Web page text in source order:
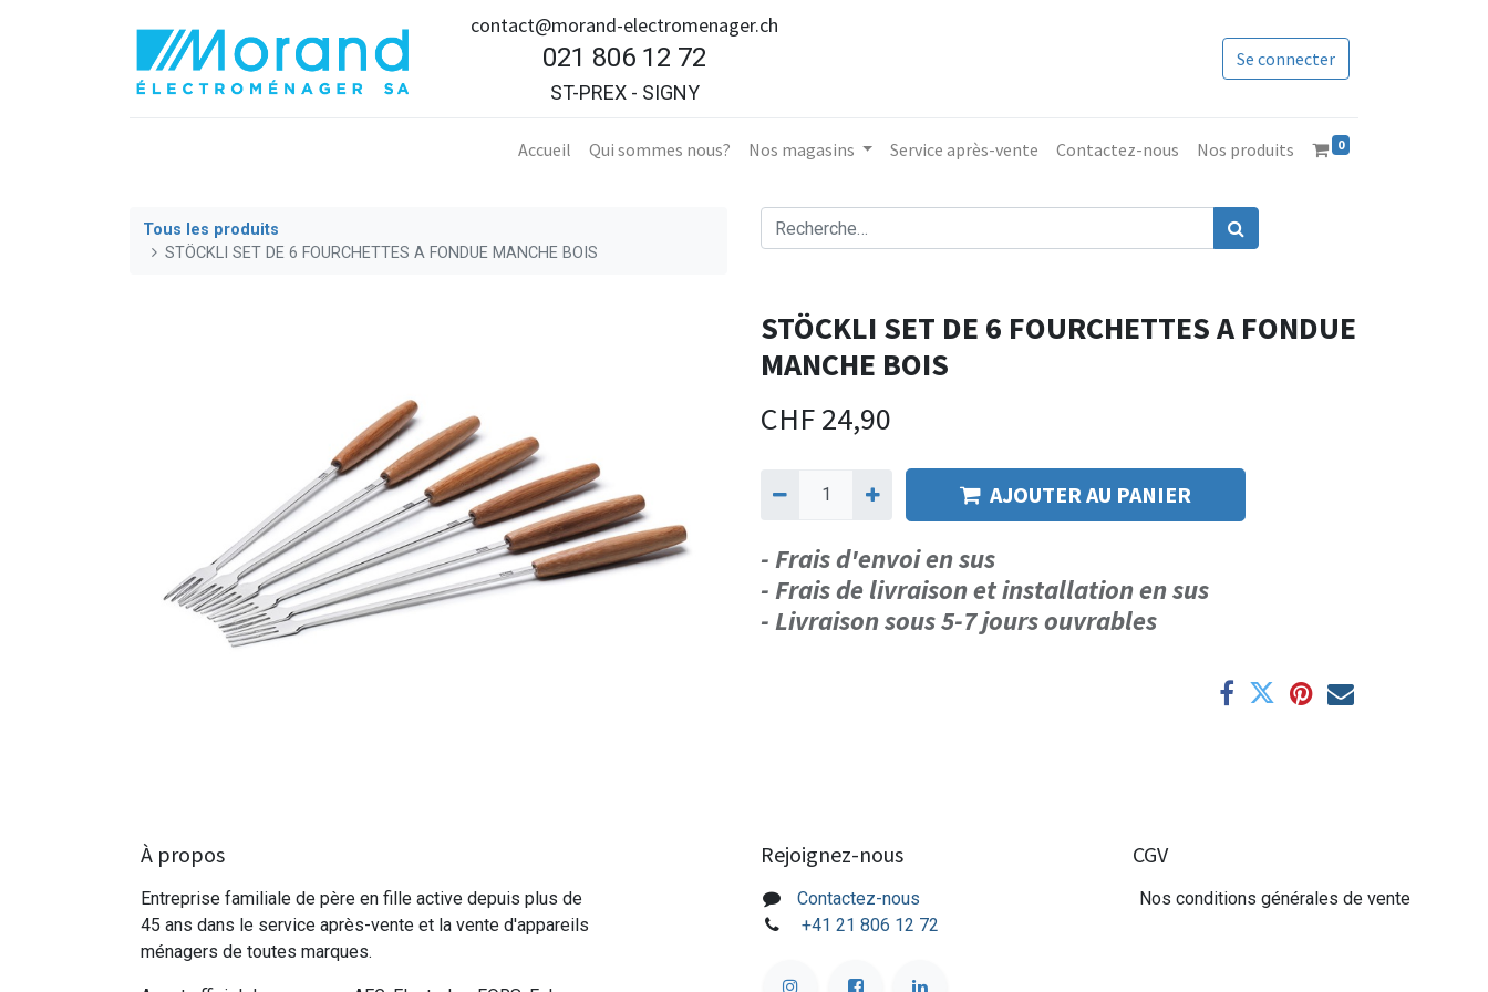
contact@morand-electromenager.ch
021 806 12 72
ST-PREX - SIGNY
Se connecter
Accueil​ Qui sommes nous? Nos magasins Service après-vente Contactez-nous Nos produits 0
Tous les produits
STÖCKLI SET DE 6 FOURCHETTES A FONDUE MANCHE BOIS
STÖCKLI SET DE 6 FOURCHETTES A FONDUE
MANCHE BOIS
CHF24,90
AJOUTER AU PANIER
- Frais d'envoi en sus
- Frais de livraison et installation en sus
- Livraison sous 5-7 jours ouvrables
À propos
Entreprise familiale de père en fille active depuis plus de
45 ans dans le service après-vente et la vente d'appareils
ménagers de toutes marques.
Rejoignez-nous
Contactez-nous
+41 21 806 12 72
CGV
Nos conditions générales de vente